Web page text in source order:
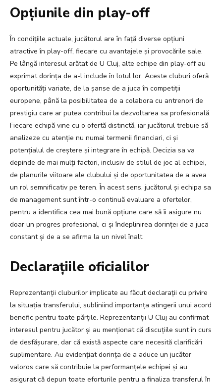
Opțiunile din play-off
În condițiile actuale, jucătorul are în față diverse opțiuni
atractive în play-off, fiecare cu avantajele și provocările sale.
Pe lângă interesul arătat de U Cluj, alte echipe din play-off au
exprimat dorința de a-l include în lotul lor. Aceste cluburi oferă
oportunități variate, de la șanse de a juca în competiții
europene, până la posibilitatea de a colabora cu antrenori de
prestigiu care ar putea contribui la dezvoltarea sa profesională.
Fiecare echipă vine cu o ofertă distinctă, iar jucătorul trebuie să
analizeze cu atenție nu numai termenii financiari, ci și
potențialul de creștere și integrare în echipă. Decizia sa va
depinde de mai mulți factori, inclusiv de stilul de joc al echipei,
de planurile viitoare ale clubului și de oportunitatea de a avea
un rol semnificativ pe teren. În acest sens, jucătorul și echipa sa
de management sunt într-o continuă evaluare a ofertelor,
pentru a identifica cea mai bună opțiune care să îi asigure nu
doar un progres profesional, ci și îndeplinirea dorinței de a juca
constant și de a se afirma la un nivel înalt.
Declarațiile oficialilor
Reprezentanții cluburilor implicate au făcut declarații cu privire
la situația transferului, subliniind importanța atingerii unui acord
benefic pentru toate părțile. Reprezentanții U Cluj au confirmat
interesul pentru jucător și au menționat că discuțiile sunt în curs
de desfășurare, dar că există aspecte care necesită clarificări
suplimentare. Au evidențiat dorința de a aduce un jucător
valoros care să contribuie la performanțele echipei și au
asigurat că depun toate eforturile pentru a finaliza transferul în